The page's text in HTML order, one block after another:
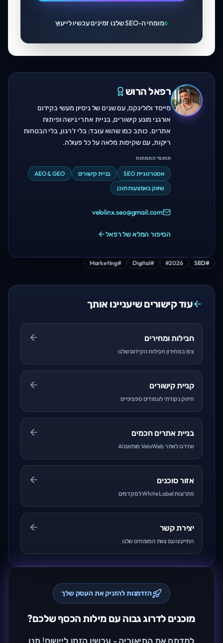
מומחי ה-SEO שלנו זמינים עכשיו לייעוץ
רפאל הרוש
מייסד ולולינקס, עם שנים של ניסיון מעשי בקידום
אורגני מונע קישורים, בניית אתרי נישה ופיתוח
אתרים. כותב כמו שהוא עובד: בלי ז'רגון, בלי הבטחות
ריקות, עם שקיפות מלאה על כל פעולה.
תחומי התמחות
אסטרטגיית SEO בניית קישורים
AEO & GEO
שיווק באמצעות תוכן
velolinx.seo@gmail.com
הסיפור המלא של רפאל
#
SEO
#2026
#
Digital
#
Marketing
עוד קישורים שיעניינו אותך
חבילות ומחירים
צפו במחירון חבילות הקידום שלנו
קניית קישורים
חיזוק נקודתי לעמודים ספציפיים
בניית אתרים חכמים
שדרגו לאתר VeloWeb מותאם AI
אזור סוכנים
פתרונות White Label למקדמים
יצירת קשר
התייעצו עם צוות המומחים שלנו
הזדמנות להזניק את העסק שלך
מוכנים לדרוג גבוה עם מילות הכסף שלכם?